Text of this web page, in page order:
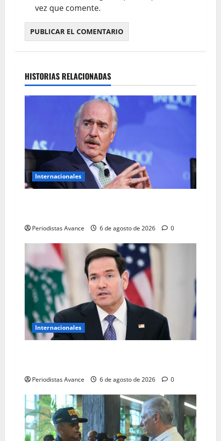
vez que comente.
HISTORIAS RELACIONADAS
Internacionales
Periodistas Avance 6 de agosto de 2026 0
Internacionales
Periodistas Avance 6 de agosto de 2026 0